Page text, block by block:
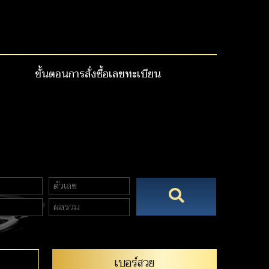
ขั้นตอนการสั่งซื้อเลขทะเบียน
เบอร์สวย